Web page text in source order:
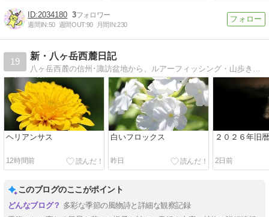
2034180 3
週間IN:50 週間OUT:90 月間IN:230
19
新・八ヶ岳西麓日記
八ヶ岳西麓の信州･諏訪盆地から、ルアーフィッシング・山歩き等、マイクロフォーサーズで撮影した写真と共に掲載します。
ヘリアンサス
12時間前
白いフロックス
昨日
２０２６年旧
2日前
このブログのここがポイント
多彩な季節の風物詩と詳細な観察記録